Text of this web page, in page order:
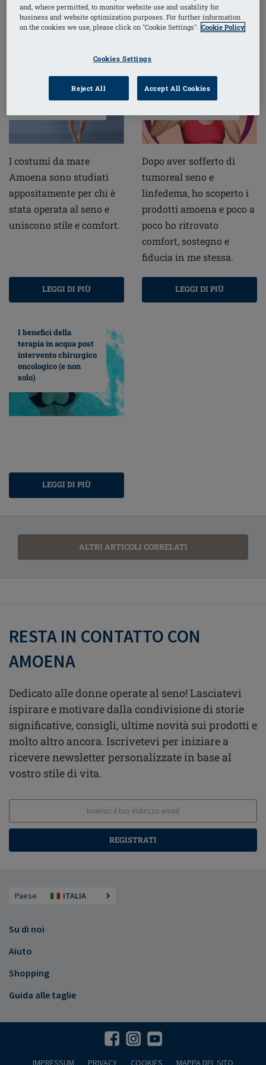
Articoli correlati
Selezionato per te
dopo il tumore al
I costumi da mare
Amoena sono studiati
appositamente per chi è
stata operata al seno e
uniscono stile e comfort.
LEGGI DI PIÙ
tumore al seno con
Dopo aver sofferto di
tumoreal seno e
linfedema, ho scoperto i
prodotti amoena e poco a
poco ho ritrovato
comfort, sostegno e
fiducia in me stessa.
LEGGI DI PIÙ
I benefici della
terapia in acqua post
intervento chirurgico
oncologico (e non
solo)
LEGGI DI PIÙ
ALTRI ARTICOLI CORRELATI
RESTA IN CONTATTO CON
AMOENA
Dedicato alle donne operate al seno! Lasciatevi
ispirare e motivare dalla condivisione di storie
significative, consigli, ultime novità sui prodotti e
molto altro ancora. Iscrivetevi per iniziare a
ricevere newsletter personalizzate in base al
vostro stile di vita.
REGISTRATI
Paese ITALIA
Su di noi
Aiuto
Shopping
Guida alle taglie
and, where permitted, to monitor website use and usability for
business and website optimization purposes. For further information
on the cookies we use, please click on "Cookie Settings". Cookie Policy
Cookies Settings
Reject All Accept All Cookies